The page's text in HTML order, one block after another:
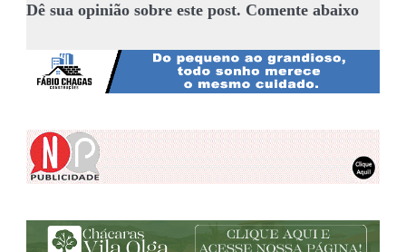
Dê sua opinião sobre este post. Comente abaixo